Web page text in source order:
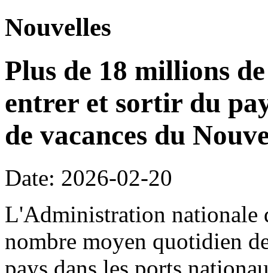
Nouvelles
Plus de 18 millions
entrer et sortir du
de vacances du
Date: 2026-02-20
L'Administration nationale
nombre moyen quotidien
pays dans les ports